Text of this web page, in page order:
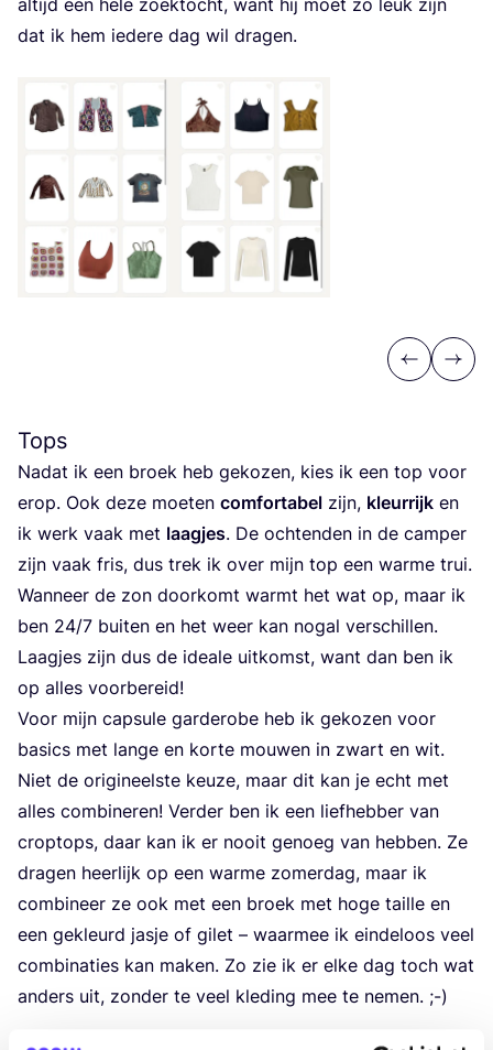
altijd een hele zoek­tocht, want hij moet zo leuk zijn
dat ik hem iede­re dag wil dragen.
Previous
Next
Tops
Nadat ik een broek heb geko­zen, kies ik een top voor
erop. Ook deze moe­ten com­for­ta­bel zijn, kleur­rijk en
ik werk vaak met laag­jes. De och­ten­den in de cam­per
zijn vaak fris, dus trek ik over mijn top een war­me trui.
Wan­neer de zon door­komt warmt het wat op, maar ik
ben 24/7 bui­ten en het weer kan nog­al ver­schil­len.
Laag­jes zijn dus de ide­a­le uit­komst, want dan ben ik
op alles voorbereid!
Voor mijn cap­su­le gar­de­ro­be heb ik geko­zen voor
basics met lan­ge en kor­te mou­wen in zwart en wit.
Niet de ori­gi­neel­ste keu­ze, maar dit kan je echt met
alles com­bi­ne­ren! Ver­der ben ik een lief­heb­ber van
crop­tops, daar kan ik er nooit genoeg van heb­ben. Ze
dra­gen heer­lijk op een war­me zomer­dag, maar ik
com­bi­neer ze ook met een broek met hoge tail­le en
een gekleurd jas­je of gilet – waar­mee ik ein­de­loos veel
com­bi­na­ties kan maken. Zo zie ik er elke dag toch wat
anders uit, zon­der te veel kle­ding mee te nemen. ;-)